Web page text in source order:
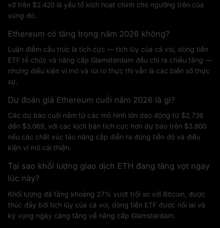
vỡ trên $2.420 là yếu tố kích hoạt chính cho ngưỡng trên của
vùng đó.
Ethereum có tăng trong năm 2026 không?
Luận điểm cấu trúc là tích cực — tích lũy của cá voi, dòng tiền
ETF tổ chức và nâng cấp Glamsterdam đều chỉ ra chiều tăng —
nhưng điều kiện vĩ mô và rủi ro thực thi vẫn là các biến số thực
sự.
Dự đoán giá Ethereum cuối năm 2026 là gì?
Các dự báo cuối năm từ các mô hình lớn dao động từ $2.736
đến $3.069, với các kịch bản tích cực hơn dự báo trên $3.800
nếu các chất xúc tác nâng cấp diễn ra đúng tiến độ và điều
kiện vĩ mô cải thiện.
Tại sao khối lượng giao dịch ETH đang tăng vọt ngay
lúc này?
Khối lượng đã tăng khoảng 27% vượt trội so với Bitcoin, được
thúc đẩy bởi tích lũy của cá voi, dòng tiền ETF được nối lại và
kỳ vọng ngày càng tăng về nâng cấp Glamsterdam.